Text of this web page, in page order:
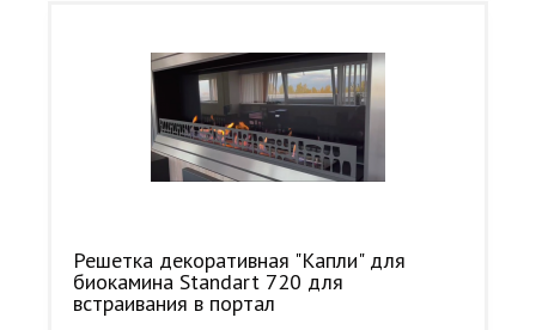
Решетка декоративная "Капли" для
биокамина Standart 720 для
встраивания в портал